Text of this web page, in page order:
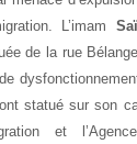
L’imam
de la rue
statué sur son
et